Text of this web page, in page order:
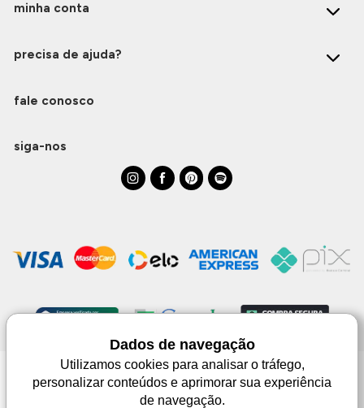
minha conta
precisa de ajuda?
fale conosco
siga-nos
Monjuá | CNPJ 98.102.650/0083-99 | Av. Júlio de Castilhos, 1553 - 02 - Três
Passos | © Todos os direitos reservados
Dados de navegação
Utilizamos cookies para analisar o tráfego,
personalizar conteúdos e aprimorar sua experiência
de navegação.